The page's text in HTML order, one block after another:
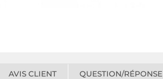
AVIS CLIENT QUESTION/RÉPONSE